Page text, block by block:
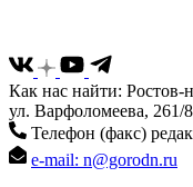
Как нас найти: Ростов-
ул. Варфоломеева, 261/
Телефон (факс)
e-mail: n@gorodn.ru